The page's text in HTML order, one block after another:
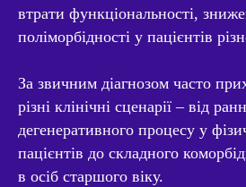
втрати функціональності,
поліморбідності у пацієнтів
За звичним діагнозом часто
різні клінічні сценарії – від
дегенеративного процесу у
пацієнтів до складного
в осіб старшого віку.